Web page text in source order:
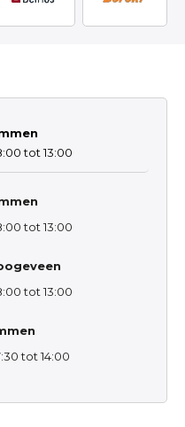
tot 13:00
tot 13:00
tot 13:00
tot 14:00